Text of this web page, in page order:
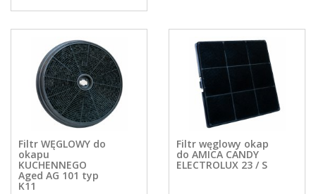
Filtr WĘGLOWY do
okapu
KUCHENNEGO
Aged AG 101 typ
K11
Filtr węglowy okap
do AMICA CANDY
ELECTROLUX 23 / S